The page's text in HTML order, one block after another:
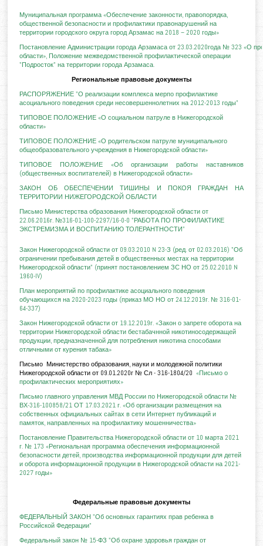
Муниципальная программа «Обеспечение законности, правопорядка,
общественной безопасности и профилактики правонарушений на
территории городского округа город Арзамас на 2018 – 2020 годы»
Постановление Администрации города Арзамаса от 23.03.2020года № 323 «О
области», Положение межведомственной профилактической операции
"Подросток" на территории города Арзамаса.
Региональные правовые документы
РАСПОРЯЖЕНИЕ "О реализации комплекса мерпо профилактике
асоциального поведения среди несовершеннолетних на 2012-2013 годы"
ТИПОВОЕ ПОЛОЖЕНИЕ «О социальном патруле в Нижегородской
области»
ТИПОВОЕ ПОЛОЖЕНИЕ «О родительском патруле муниципального
общеобразовательного учреждения в Нижегородской области»
ТИПОВОЕ ПОЛОЖЕНИЕ «Об организации работы наставников
(общественных воспитателей) в Нижегородской области»
ЗАКОН ОБ ОБЕСПЕЧЕНИИ ТИШИНЫ И ПОКОЯ ГРАЖДАН НА
ТЕРРИТОРИИ НИЖЕГОРОДСКОЙ ОБЛАСТИ
Письмо Министерства образования Нижегородской области от
22.06.2016г. №316-01-100-2297/16-0-0 "РАБОТА ПО ПРОФИЛАКТИКЕ
ЭКСТРЕМИЗМА И ВОСПИТАНИЮ ТОЛЕРАНТНОСТИ"
Закон Нижегородской области от 09.03.2010 N 23-З (ред. от 02.03.2016) "Об
ограничении пребывания детей в общественных местах на территории
Нижегородской области" (принят постановлением ЗС НО от 25.02.2010 N
1960-IV)
План мероприятий по профилактике асоциального поведения
обучающихся на 2020-2023 годы (приказ МО НО от 24.12.2019г. № 316-01-
64-337)
Закон Нижегородской области от 19.12.2019г. «Закон о запрете оборота на
территории Нижегородской области бестабачнной никотиносодержащей
продукции, предназначенной для потребления никотина способами
отличными от курения табака»
Письмо Министерство образования, науки и молодежной политики
Нижегородской области от 09.01.2020г № Сл - 316-1804/20«Письмо о
профилактических мероприятиях»
Письмо главного управления МВД России по Нижегородской области №
ВХ-316-100858/21 ОТ 17.03.2021 г. «Об организации размещения на
собственных официальных сайтах в сети Интернет публикаций и
памяток, направленных на профилактику мошенничества»
Постановление Правительства Нижегородской области от 10 марта 2021
г. № 173 «Региональная программа обеспечения информационной
безопасности детей, производства информационной продукции для детей
и оборота информационной продукции в Нижегородской области на 2021-
2027 годы»
Федеральные правовые документы
ФЕДЕРАЛЬНЫЙ ЗАКОН "Об основных гарантиях прав ребенка в
Российской Федерации"
Федеральный закон № 15-ФЗ "Об охране здоровья граждан от